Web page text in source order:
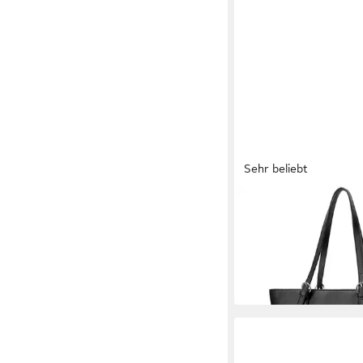
Sehr beliebt
VANESSA & MELISSA
Shopper Handtasche
Freizeit, klassische
49,95 €
in 3-4 Werktagen bei dir